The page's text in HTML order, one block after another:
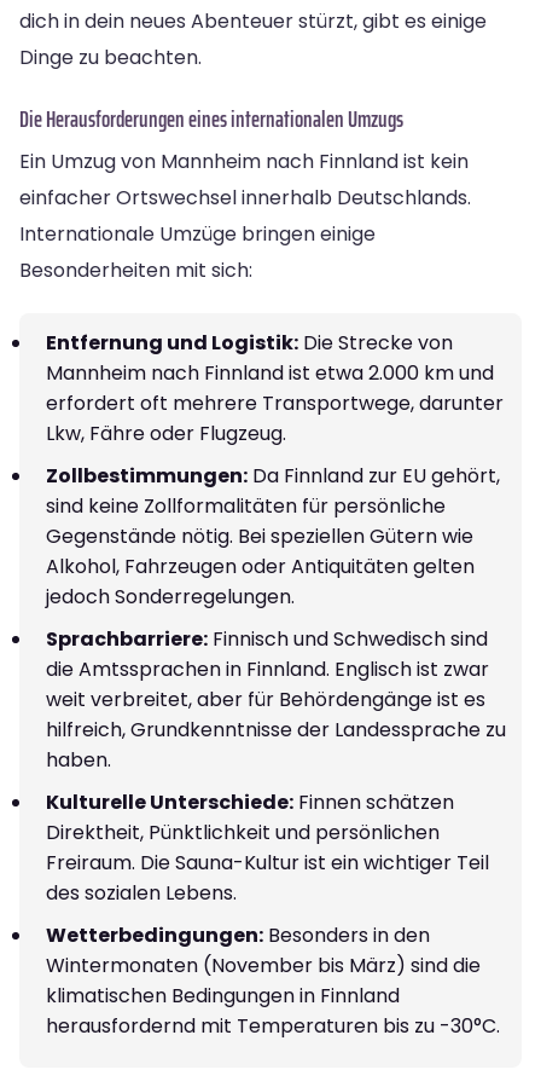
dich in dein neues Abenteuer stürzt, gibt es einige
Dinge zu beachten.
Die Herausforderungen eines internationalen Umzugs
Ein Umzug von Mannheim nach Finnland ist kein
einfacher Ortswechsel innerhalb Deutschlands.
Internationale Umzüge bringen einige
Besonderheiten mit sich:
Entfernung und Logistik: Die Strecke von
Mannheim nach Finnland ist etwa 2.000 km und
erfordert oft mehrere Transportwege, darunter
Lkw, Fähre oder Flugzeug.
Zollbestimmungen: Da Finnland zur EU gehört,
sind keine Zollformalitäten für persönliche
Gegenstände nötig. Bei speziellen Gütern wie
Alkohol, Fahrzeugen oder Antiquitäten gelten
jedoch Sonderregelungen.
Sprachbarriere: Finnisch und Schwedisch sind
die Amtssprachen in Finnland. Englisch ist zwar
weit verbreitet, aber für Behördengänge ist es
hilfreich, Grundkenntnisse der Landessprache zu
haben.
Kulturelle Unterschiede: Finnen schätzen
Direktheit, Pünktlichkeit und persönlichen
Freiraum. Die Sauna-Kultur ist ein wichtiger Teil
des sozialen Lebens.
Wetterbedingungen: Besonders in den
Wintermonaten (November bis März) sind die
klimatischen Bedingungen in Finnland
herausfordernd mit Temperaturen bis zu -30°C.